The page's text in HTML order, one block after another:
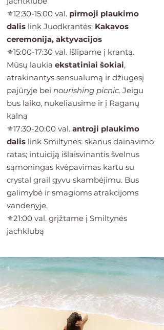
⚜️12:30-15:00 val. pirmoji plaukimo
dalis link Juodkrantės: Kakavos
ceremonija, aktyvacijos
⚜️15:00-17:30 val. išlipame į krantą.
Mūsų laukia ekstatiniai šokiai,
atrakinantys sensualumą ir džiugesį
pajūryje bei nourishing picnic. Jeigu
bus laiko, nukeliausime ir į Raganų
kalną
⚜️17:30-20:00 val. antroji plaukimo
dalis link Smiltynės: skanus dainavimo
ratas; intuiciją išlaisvinantis švelnus
sąmoningas kvėpavimas kartu su
crystal grail gyvu skambėjimu. Bus
galimybė ir smagioms atrakcijoms
vandenyje.
⚜️21:00 val. grįžtame į Smiltynės
jachklubą